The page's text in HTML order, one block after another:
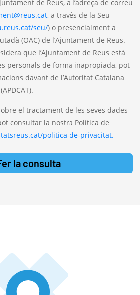
de Reus, a l’adreça de correu
, a través de la Seu
seu/) o presencialment a
(OAC) de l’Ajuntament de Reus.
que l’Ajuntament de Reus està
personals de forma inapropiada, pot
davant de l’Autoritat Catalana
el tractament de les seves dades
consultar la nostra Política de
politica-de-privacitat.